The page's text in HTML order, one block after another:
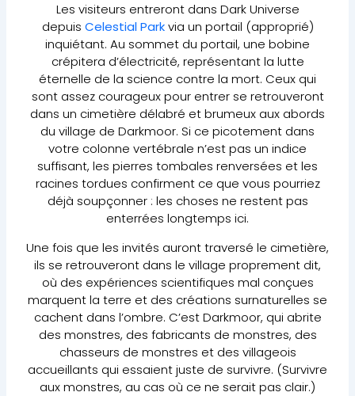
Les visiteurs entreront dans Dark Universe
depuis Celestial Parkvia un portail (approprié)
inquiétant. Au sommet du portail, une bobine
crépitera d’électricité, représentant la lutte
éternelle de la science contre la mort. Ceux qui
sont assez courageux pour entrer se retrouveront
dans un cimetière délabré et brumeux aux abords
du village de Darkmoor. Si ce picotement dans
votre colonne vertébrale n’est pas un indice
suffisant, les pierres tombales renversées et les
racines tordues confirment ce que vous pourriez
déjà soupçonner : les choses ne restent pas
enterrées longtemps ici.
Une fois que les invités auront traversé le cimetière,
ils se retrouveront dans le village proprement dit,
où des expériences scientifiques mal conçues
marquent la terre et des créations surnaturelles se
cachent dans l’ombre. C’est Darkmoor, qui abrite
des monstres, des fabricants de monstres, des
chasseurs de monstres et des villageois
accueillants qui essaient juste de survivre. (Survivre
aux monstres, au cas où ce ne serait pas clair.)